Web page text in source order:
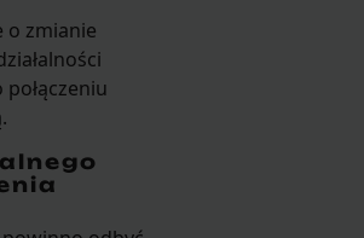
o zmianie
połączeniu